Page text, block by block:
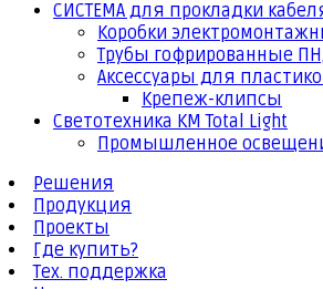
СИСТЕМА для прокладки
Коробки
Трубы гофрированные
Аксессуары для
Крепеж-клипсы
Светотехника КМ Total Light
Промышленное
Решения
Продукция
Проекты
Где купить?
Тех. поддержка